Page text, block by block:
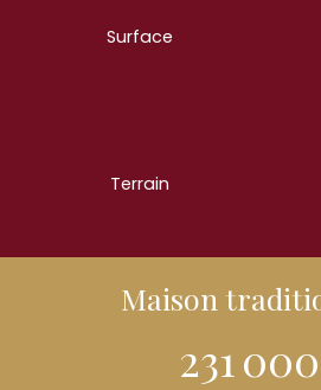
Surface
Terrain
Maison
231 000